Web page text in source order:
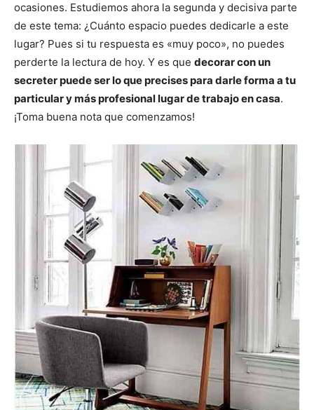
ocasiones. Estudiemos ahora la segunda y decisiva parte
de este tema: ¿Cuánto espacio puedes dedicarle a este
lugar? Pues si tu respuesta es «muy poco», no puedes
perderte la lectura de hoy. Y es que decorar con un
secreter puede ser lo que precises para darle forma a tu
particular y más profesional lugar de trabajo en casa.
¡Toma buena nota que comenzamos!